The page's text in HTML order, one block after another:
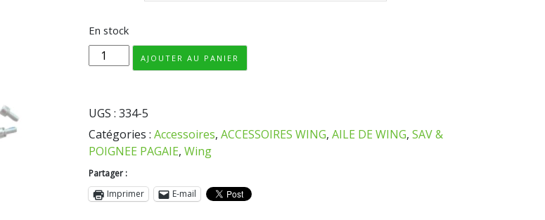
En stock
quantité
de
Boom
AJOUTER AU PANIER
UGS : 334-5
Catégories : Accessoires, ACCESSOIRES WING, AILE DE WING, SAV &
POIGNEE PAGAIE, Wing
Partager :
Imprimer
E-mail